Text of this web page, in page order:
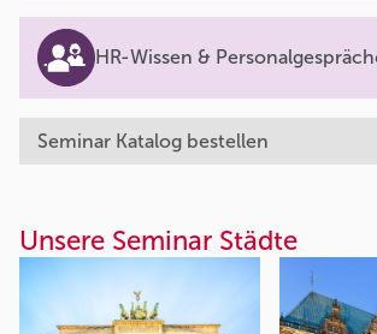
HR-Wissen &
Seminar Katalog bestellen
Unsere Seminar Städte